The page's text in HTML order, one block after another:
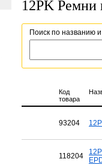
12PK Ремни
Поиск по названию
Код
товара
93204
118204